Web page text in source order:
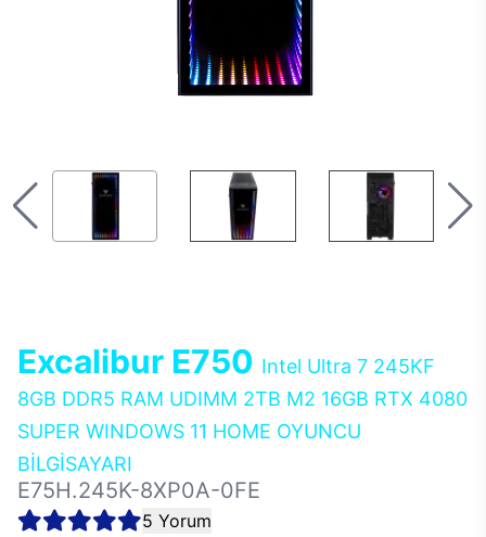
Excalibur E750 Intel Ultra 7 245KF
8GB DDR5 RAM UDIMM 2TB M2 16GB RTX 4080
SUPER WINDOWS 11 HOME OYUNCU
BİLGİSAYARI
E75H.245K-8XP0A-0FE
5 Yorum